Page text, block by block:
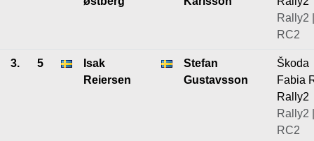
Rally2 |
RC2
3. 5
Isak
Reiersen
Stefan
Gustavsson
Škoda
Fabia
Rally2
Rally2 |
RC2